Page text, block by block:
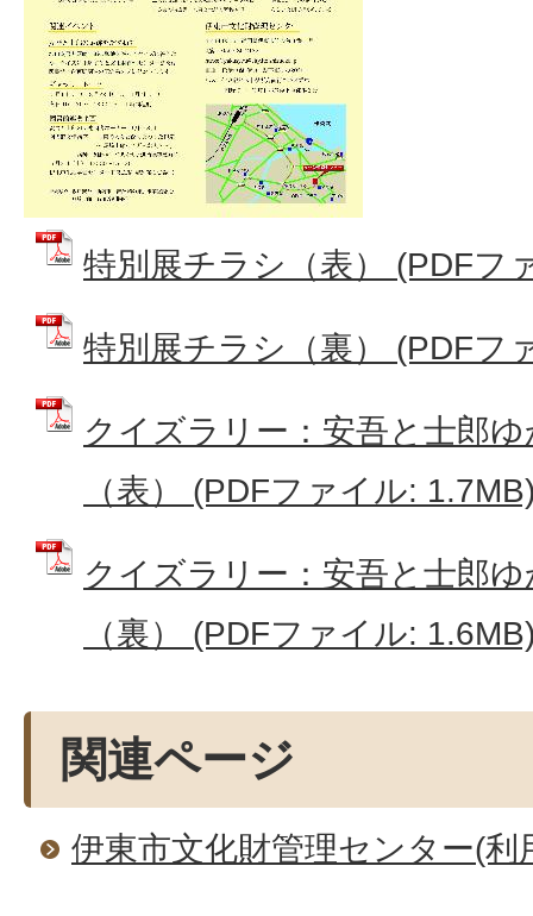
特別展チラシ（表） (PDFフ
特別展チラシ（裏） (PDFフ
クイズラリー：安吾と士郎
（表） (PDFファイル:
クイズラリー：安吾と士郎
（裏） (PDFファイル:
関連ページ
伊東市文化財管理センター(利